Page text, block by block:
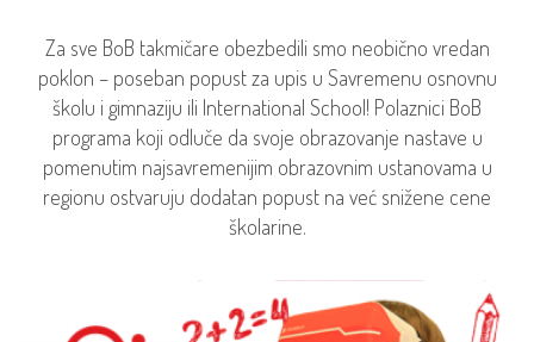
Za sve BoB takmičare obezbedili smo neobično vredan
poklon – poseban popust za upis u Savremenu osnovnu
školu i gimnaziju ili International School! Polaznici BoB
programa koji odluče da svoje obrazovanje nastave u
pomenutim najsavremenijim obrazovnim ustanovama u
regionu ostvaruju dodatan popust na već snižene cene
školarine.